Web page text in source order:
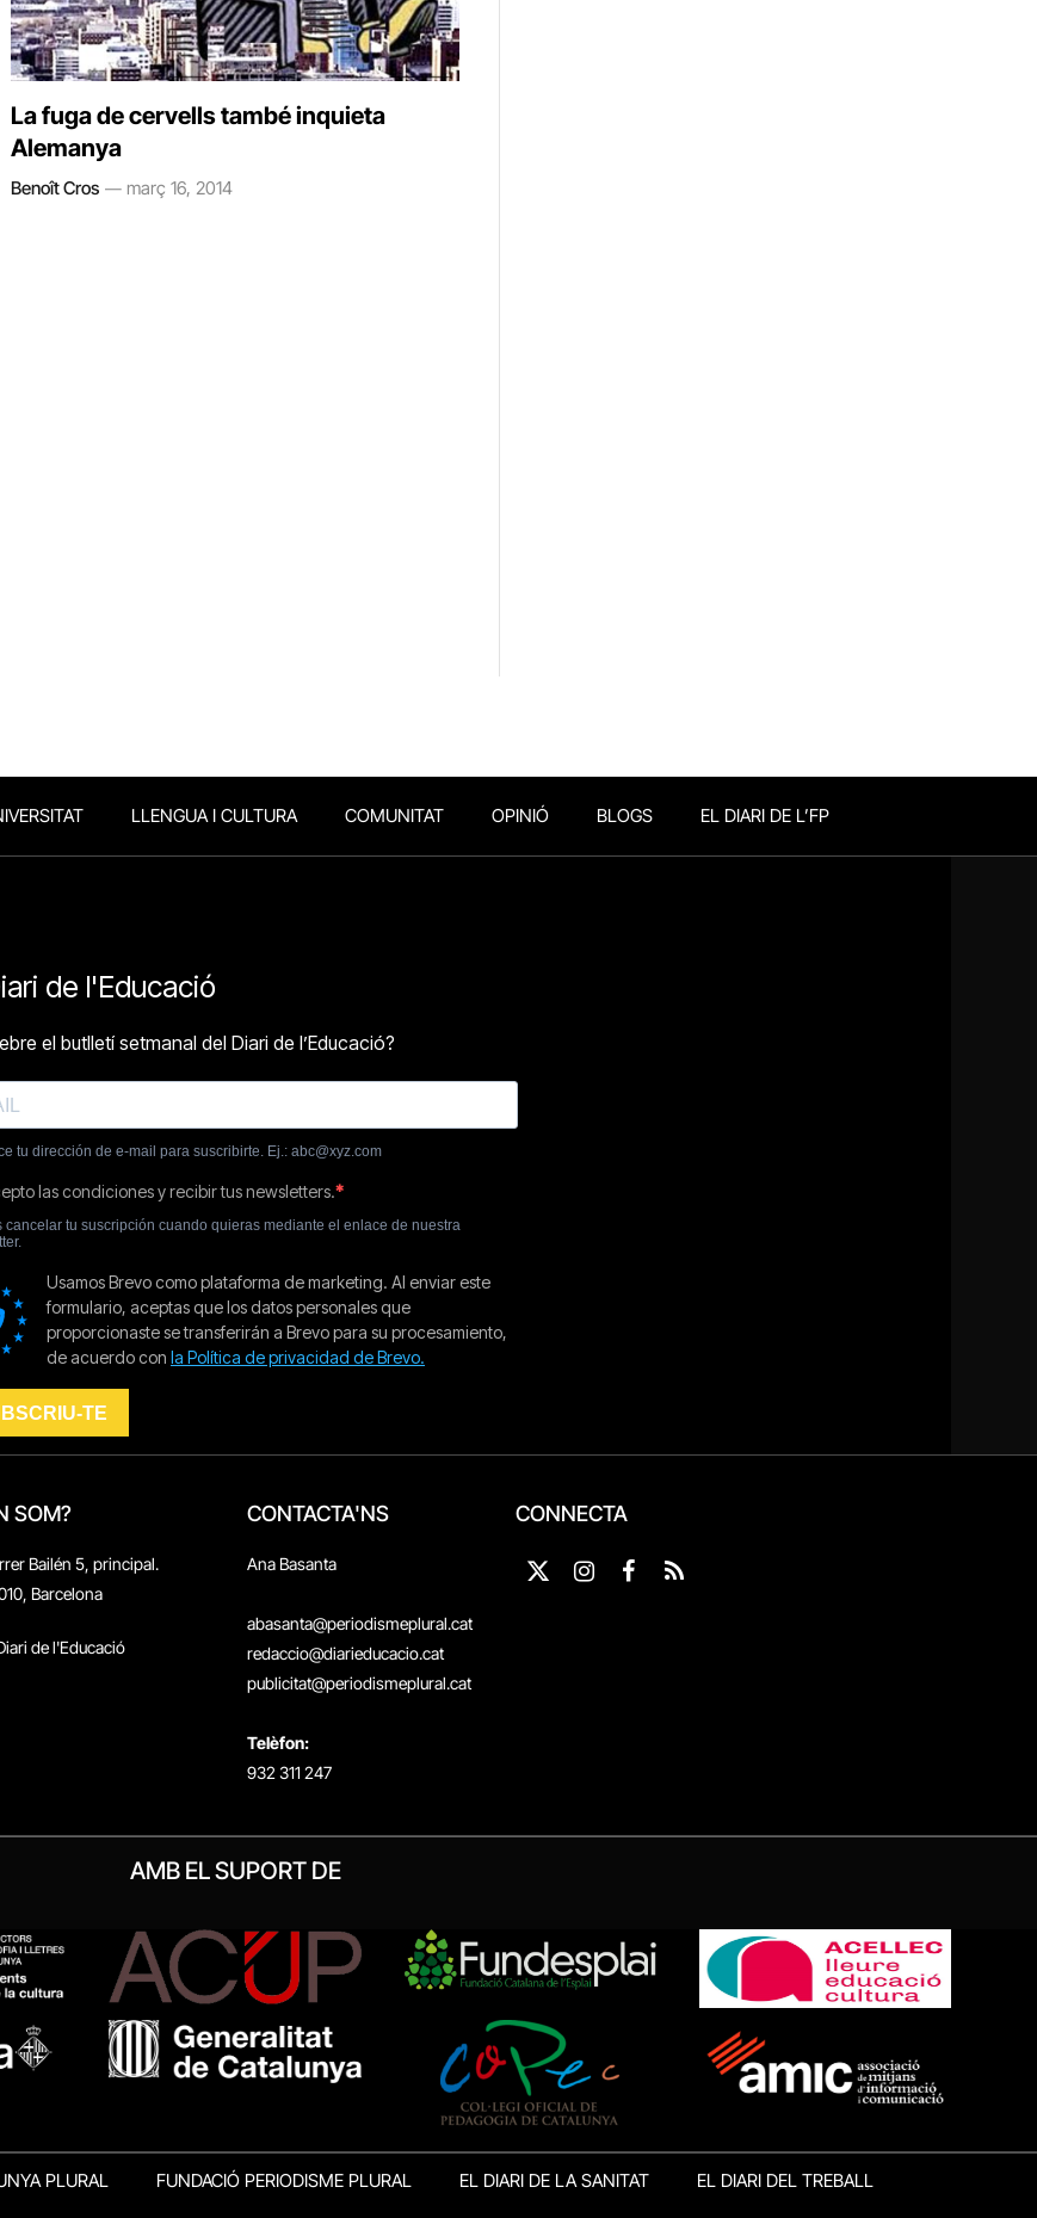
La fuga de cervells també inquieta
Alemanya
Benoît Cros març 16, 2014
LLENGUA I CULTURA COMUNITAT OPINIÓ BLOGS EL DIARI DE L’FP
SOM?
Bailén 5, principal.
Barcelona
de l'Educació
CONTACTA'NS
Ana Basanta
abasanta@periodismeplural.cat
redaccio@diarieducacio.cat
publicitat@periodismeplural.cat
Telèfon:
932 311 247
CONNECTA
X
Instagram
Facebook
RSS
AMB EL SUPORT DE
PLURAL FUNDACIÓ PERIODISME PLURAL EL DIARI DE LA SANITAT EL DIARI DEL TREBALL